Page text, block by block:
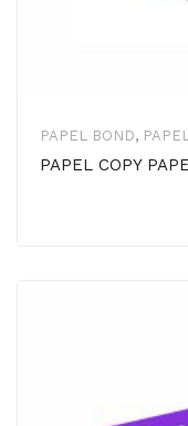
PAPEL BOND,
PAPEL COPY